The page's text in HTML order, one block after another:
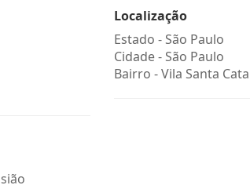
Localização
Estado -São Paulo
Cidade -São Paulo
Bairro -Vila Santa